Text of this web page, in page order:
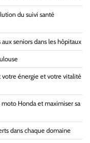
du suivi santé
seniors dans les hôpitaux
énergie et votre vitalité
Honda et maximiser sa
dans chaque domaine